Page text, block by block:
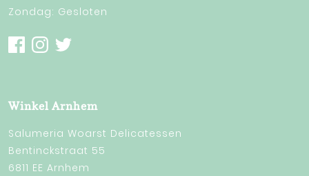
Zondag: Gesloten
Winkel Arnhem
Salumeria Woarst Delicatessen
Bentinckstraat 55
6811 EE Arnhem